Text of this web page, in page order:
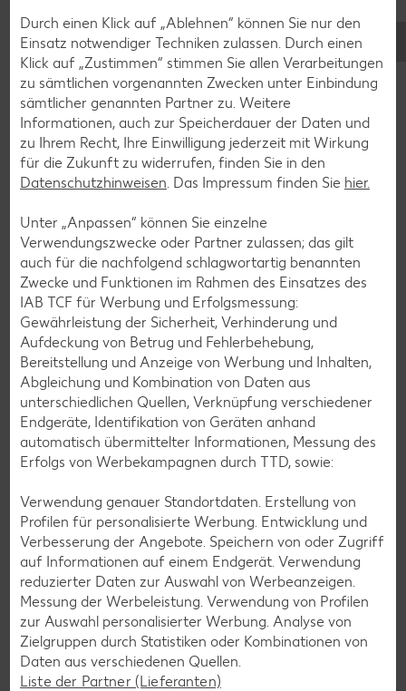
Avocado-Rezepte
Erdbeer-Rezepte
Blaubeer-Rezepte
Bananen-Rezepte
Zurück zu allen Rezepten
Glutenfreie Rezepte
Wer auf Gluten verzichtet, muss nicht automatisch auf
Vielfalt und Geschmack verzichten. Ob süß oder herzhaft –
mit unseren glutenfreien Rezepten zauberst du dir Gerichte,
die nicht nur verträglich, sondern auch richtig lecker sind.
Rezepte entdecken
Durch einen Klick auf „Ablehnen“ können Sie nur den
Einsatz notwendiger Techniken zulassen. Durch einen
Klick auf „Zustimmen“ stimmen Sie allen Verarbeitungen
zu sämtlichen vorgenannten Zwecken unter Einbindung
sämtlicher genannten Partner zu. Weitere
Informationen, auch zur Speicherdauer der Daten und
zu Ihrem Recht, Ihre Einwilligung jederzeit mit Wirkung
für die Zukunft zu widerrufen, finden Sie in den
Datenschutzhinweisen. Das Impressum finden Sie hier.
Unter „Anpassen“ können Sie einzelne
Verwendungszwecke oder Partner zulassen; das gilt
auch für die nachfolgend schlagwortartig benannten
Zwecke und Funktionen im Rahmen des Einsatzes des
IAB TCF für Werbung und Erfolgsmessung:
Gewährleistung der Sicherheit, Verhinderung und
Aufdeckung von Betrug und Fehlerbehebung,
Bereitstellung und Anzeige von Werbung und Inhalten,
Abgleichung und Kombination von Daten aus
unterschiedlichen Quellen, Verknüpfung verschiedener
Endgeräte, Identifikation von Geräten anhand
automatisch übermittelter Informationen, Messung des
Erfolgs von Werbekampagnen durch TTD, sowie:
Verwendung genauer Standortdaten. Erstellung von
Profilen für personalisierte Werbung. Entwicklung und
Verbesserung der Angebote. Speichern von oder Zugriff
auf Informationen auf einem Endgerät. Verwendung
reduzierter Daten zur Auswahl von Werbeanzeigen.
Messung der Werbeleistung. Verwendung von Profilen
zur Auswahl personalisierter Werbung. Analyse von
Zielgruppen durch Statistiken oder Kombinationen von
Daten aus verschiedenen Quellen.
Liste der Partner (Lieferanten)